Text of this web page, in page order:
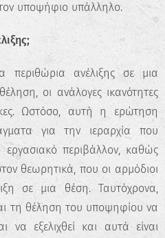
υποψήφιο υπάλληλο.
περιθώρια ανέλιξης σε μια
οι ανάλογες ικανότητες
Ωστόσο, αυτή η ερώτηση
για την ιεραρχία που
εργασιακό περιβάλλον, καθώς
θεωρητικά, που οι αρμόδιοι
σε μια θέση. Ταυτόχρονα,
τη θέληση του υποψηφίου να
να εξελιχθεί και αυτά είναι